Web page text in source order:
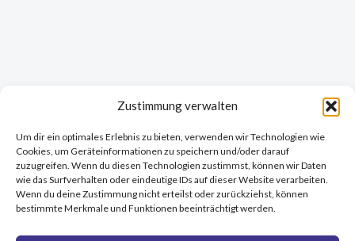
Zustimmung verwalten
Um dir ein optimales Erlebnis zu bieten, verwenden wir Technologien wie
Cookies, um Geräteinformationen zu speichern und/oder darauf
zuzugreifen. Wenn du diesen Technologien zustimmst, können wir Daten
wie das Surfverhalten oder eindeutige IDs auf dieser Website verarbeiten.
Wenn du deine Zustimmung nicht erteilst oder zurückziehst, können
bestimmte Merkmale und Funktionen beeinträchtigt werden.